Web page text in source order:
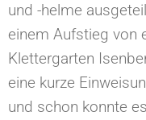
und -helme
einem Aufstieg von
Klettergarten
eine kurze
und schon konnte